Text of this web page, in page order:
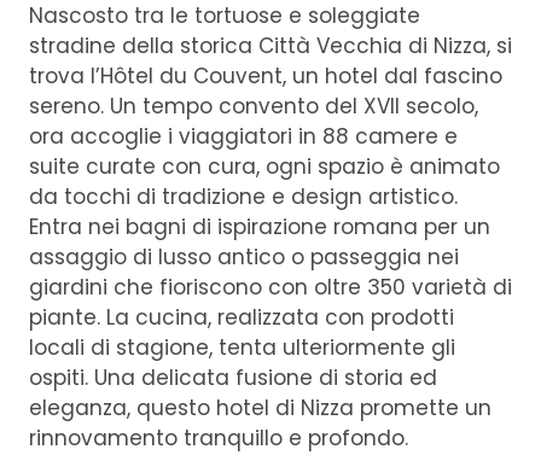
Nascosto tra le tortuose e soleggiate
stradine della storica Città Vecchia di Nizza, si
trova l’Hôtel du Couvent, un hotel dal fascino
sereno. Un tempo convento del XVII secolo,
ora accoglie i viaggiatori in 88 camere e
suite curate con cura, ogni spazio è animato
da tocchi di tradizione e design artistico.
Entra nei bagni di ispirazione romana per un
assaggio di lusso antico o passeggia nei
giardini che fioriscono con oltre 350 varietà di
piante. La cucina, realizzata con prodotti
locali di stagione, tenta ulteriormente gli
ospiti. Una delicata fusione di storia ed
eleganza, questo hotel di Nizza promette un
rinnovamento tranquillo e profondo.